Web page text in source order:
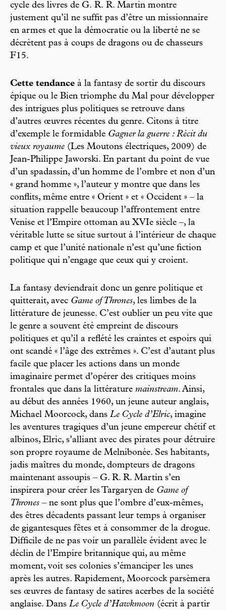
cycle des livres de G. R. R. Martin montre
justement qu’il ne suffit pas d’être un missionnaire
en armes et que la démocratie ou la liberté ne se
décrètent pas à coups de dragons ou de chasseurs
F15.
Cette tendance à la fantasy de sortir du discours
épique ou le Bien triomphe du Mal pour développer
des intrigues plus politiques se retrouve dans
d’autres œuvres récentes du genre. Citons à titre
d’exemple le formidable Gagner la guerre : Récit du
vieux royaume (Les Moutons électriques, 2009) de
Jean-Philippe Jaworski. En partant du point de vue
d’un spadassin, d’un homme de l’ombre et non d’un
« grand homme », l’auteur y montre que dans les
conflits, même entre « Orient » et « Occident » – la
situation rappelle beaucoup l’affrontement entre
Venise et l’Empire ottoman au XVIe siècle –, la
véritable lutte se situe surtout à l’intérieur de chaque
camp et que l’unité nationale n’est qu’une fiction
politique qui n’engage que ceux qui y croient.
La fantasy deviendrait donc un genre politique et
quitterait, avec Game of Thrones, les limbes de la
littérature de jeunesse. C’est oublier un peu vite que
le genre a souvent été empreint de discours
politiques et qu’il a reflété les craintes et espoirs qui
ont scandé « l’âge des extrêmes ». C’est d’autant plus
facile que placer les actions dans un monde
imaginaire permet d’opérer des critiques moins
frontales que dans la littérature mainstream. Ainsi,
au début des années 1960, un jeune auteur anglais,
Michael Moorcock, dans Le Cycle d’Elric, imagine
les aventures tragiques d’un jeune empereur chétif et
albinos, Elric, s’alliant avec des pirates pour détruire
son propre royaume de Melnibonée. Ses habitants,
jadis maîtres du monde, dompteurs de dragons
maintenant assoupis – G. R. R. Martin s’en
inspirera pour créer les Targaryen de Game of
Thrones – ne sont plus que l’ombre d’eux-mêmes,
des êtres décadents passant leur temps à organiser
de gigantesques fêtes et à consommer de la drogue.
Difficile de ne pas voir un parallèle évident avec le
déclin de l’Empire britannique qui, au même
moment, voit ses colonies s’émanciper les unes
après les autres. Rapidement, Moorcock parsèmera
ses œuvres de fantasy de satires acerbes de la société
anglaise. Dans Le Cycle d’Hawkmoon (écrit à partir